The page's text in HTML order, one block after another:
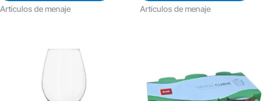
Artículos de menaje Artículos de menaje